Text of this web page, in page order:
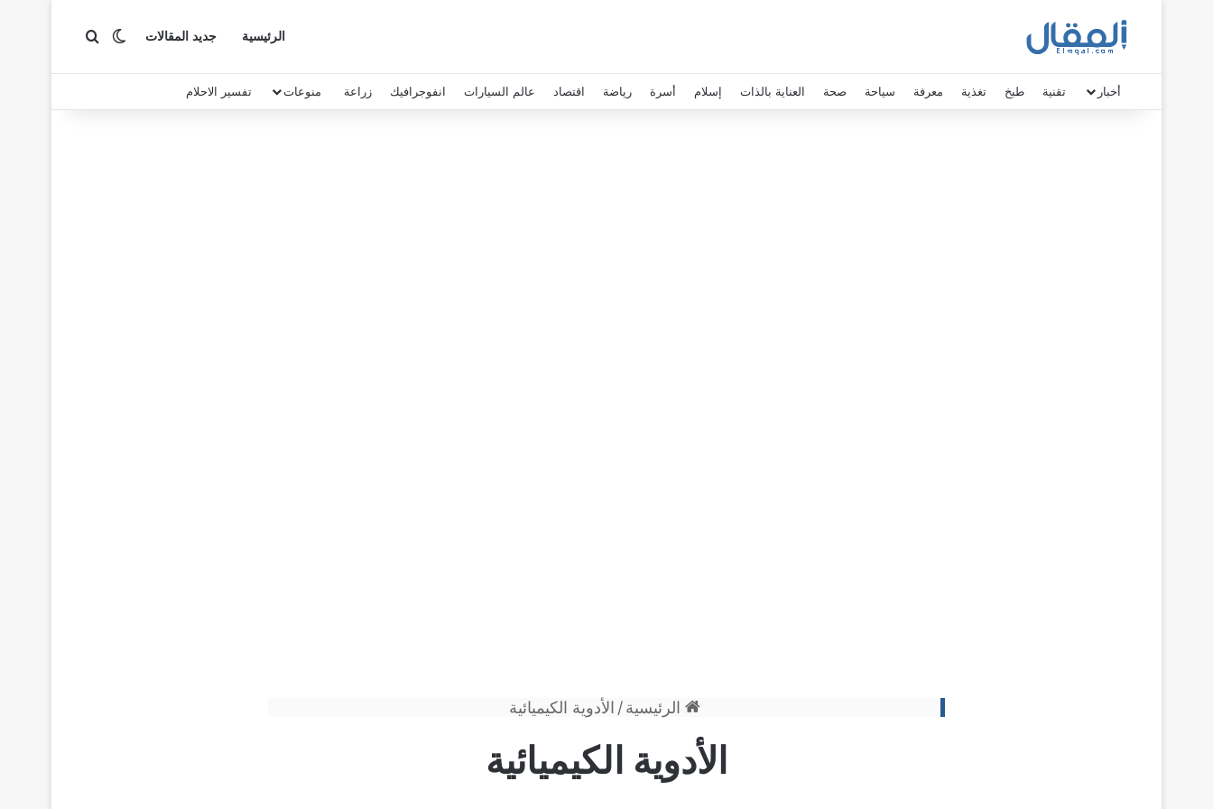
الرئيسية جديد المقالات الوضع المظلم
أخبار تقنية طبخ تغذية معرفة سياحة صحة العناية بالذات إسلام أسرة رياضة اقتصاد عالم السيارات انفوجرافيك زراعة منوعات تفسير الاحلام
الرئيسية / الأدوية الكيميائية
الأدوية الكيميائية